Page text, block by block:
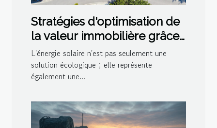
Stratégies d'optimisation de
la valeur immobilière grâce
à l'énergie solaire
L'énergie solaire n'est pas seulement une
solution écologique ; elle représente
également une...